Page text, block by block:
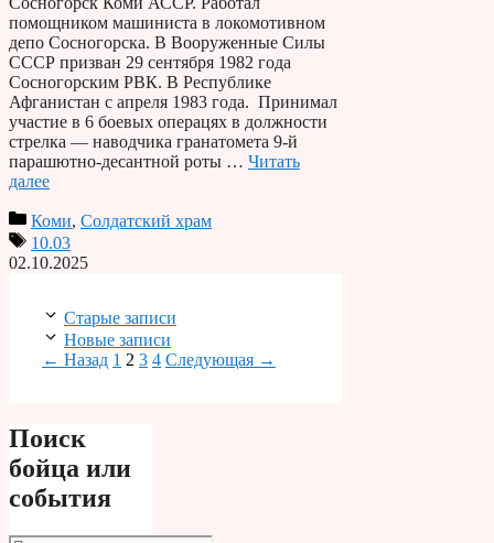
помощником машиниста в локомотивном
депо Сосногорска. В Вооруженные Силы
СССР призван 29 сентября 1982 года
Сосногорским РВК. В Республике
Афганистан с апреля 1983 года. Принимал
участие в 6 боевых операцях в должности
стрелка — наводчика гранатомета 9-й
парашютно-десантной роты … Читать
далее
Коми, Солдатский храм
10.03
02.10.2025
Старые записи
Новые записи
← Назад Страница
1 Страница
2 Страница
3 Страница
4 Следующая →
Поиск
бойца или
события